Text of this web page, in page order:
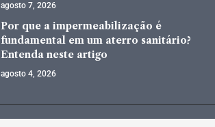
agosto 7, 2026
Por que a impermeabilização é
fundamental em um aterro sanitário?
Entenda neste artigo
agosto 4, 2026